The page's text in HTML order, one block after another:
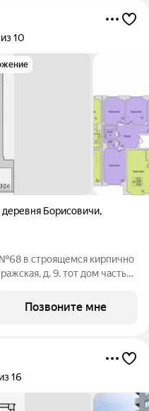
10
деревня Борисовичи,
№68 в строящемся кирпично
д. 9. тот дом часть
Здесь всё создано для
Позвоните мне
16